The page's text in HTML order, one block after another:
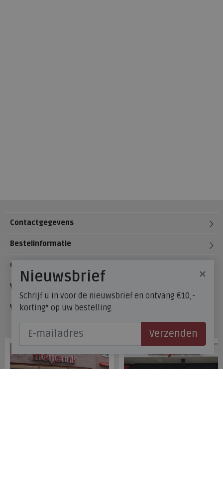
Contactgegevens
Bestelinformatie
Over Meijerink Schoenen
Voetzorg
Veelgestelde vragen
×
Nieuwsbrief
Schrijf u in voor de nieuwsbrief en ontvang €10,-
korting* op uw bestelling.
Verzenden